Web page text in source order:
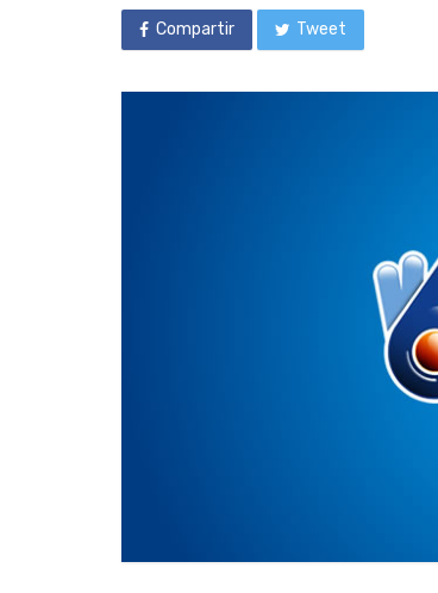
Compartir Tweet